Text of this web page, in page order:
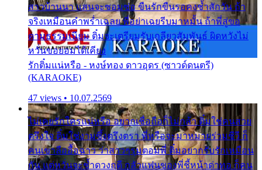
สาวบ้านนา แสนจะซอมซ่อ ขืนรักขืนรอคงช้ำสักวัน ถ้า
จริงเหมือนคำพร่ำเฉลย พี่อย่าเฉยรีบมาหมั้น ถ้าพี่สู่ขอ
ตามธรรมเนียม ติ๋มจะเตรียมรับเกลียวสัมพันธ์ ผิดหวังไม่
หวั่นขอยอมได้เคียง
รักติ๋มแน่หรือ - หงษ์ทอง ดาวอุดร (ซาวด์ดนตรี)
(KARAOKE)
47 views • 10.07.2569
ไม่เคยรักใครแน่หรือ อยากเชื่อถือก็ไม่กล้า ติ๋มใช่คนสวย
ตรึงใจ ติ๋มใช่งามซึ้งตรึงตรา พี่หรือจะมาหมายร่วมชีวี ก็
คนเขาลืออื้อฉาว ว่าสาวๆรุมตอมพี่ ติ๋มอยากรับรักเหมือน
กัน แต่หวั่นจะช้ำดวงฤดี กลัวแฟนของพี่ชี้หน้าด่าทอ ก็คน